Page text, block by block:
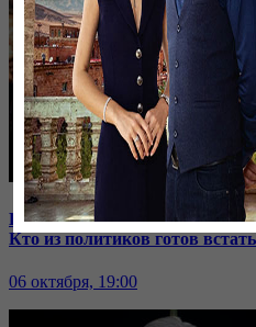
В Иране к протестующим
Кто из политиков готов
06 октября, 19:00